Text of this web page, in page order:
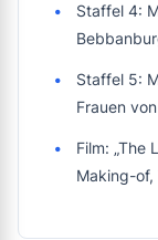
Staffel 4:
Staffel 5:
Frauen
Film: „The
Making-of,